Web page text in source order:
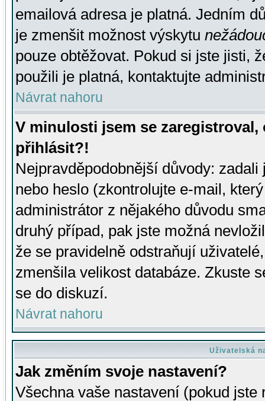
emailová adresa je platná. Jedním
je zmenšit možnost výskytu
pouze obtěžovat. Pokud si jste jisti,
použili je platná, kontaktujte
Návrat nahoru
V minulosti jsem se
přihlásit?!
Nejpravděpodobnější důvody:
nebo heslo (zkontrolujte e-mail,
administrátor z nějakého důvodu
druhý případ, pak jste možná
že se pravidelně odstraňují
zmenšila velikost databáze. Zkuste
se do diskuzí.
Návrat nahoru
Uživatelská
Jak změním svoje nastavení?
Všechna vaše nastavení (pokud